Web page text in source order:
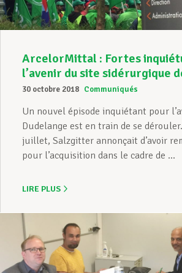
ArcelorMittal : Fortes
l’avenir du site sidérurgique
30 octobre 2018 Communiqués
Un nouvel épisode inquiétant pour
Dudelange est en train de se
juillet, Salzgitter annonçait d’avoir
pour l’acquisition dans le cadre de ...
LIRE PLUS